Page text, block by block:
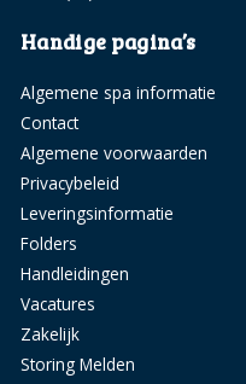
Handige pagina’s
Algemene spa informatie
Contact
Algemene voorwaarden
Privacybeleid
Leveringsinformatie
Folders
Handleidingen
Vacatures
Zakelijk
Storing Melden